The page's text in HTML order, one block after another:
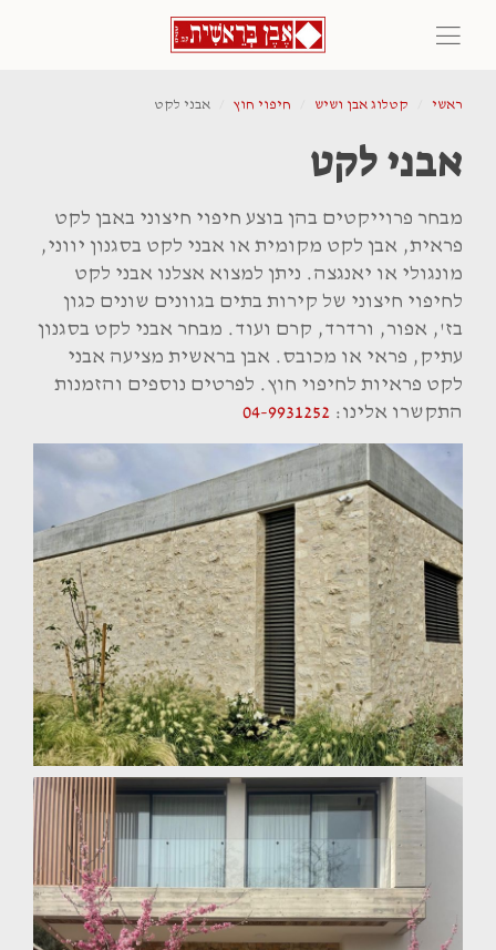
ראשי קטלוג אבן ושיש חיפוי חוץ אבני לקט
אבני לקט
מבחר פרוייקטים בהן בוצע חיפוי חיצוני באבן לקט
פראית, אבן לקט מקומית או אבני לקט בסגנון יווני,
מונגולי או יאנגצה. ניתן למצוא אצלנו אבני לקט
לחיפוי חיצוני של קירות בתים בגוונים שונים כגון
בז', אפור, ורדרד, קרם ועוד. מבחר אבני לקט בסגנון
עתיק, פראי או מכובס. אבן בראשית מציעה אבני
לקט פראיות לחיפוי חוץ. לפרטים נוספים והזמנות
התקשרו אלינו: 04-9931252